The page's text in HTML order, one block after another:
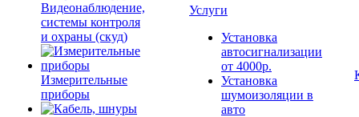
Видеонаблюдение,
системы контроля
и охраны (скуд)
Измерительные
приборы
Услуги
Установка
автосигнализации
от 4000р.
Установка
шумоизоляции в
авто